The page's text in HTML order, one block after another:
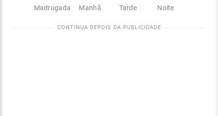
Madrugada Manhã Tarde Noite